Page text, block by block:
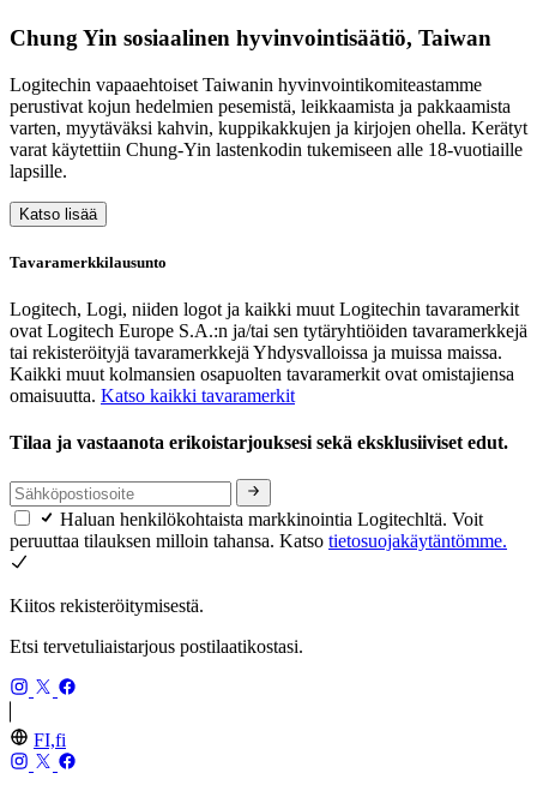
Chung Yin sosiaalinen hyvinvointisäätiö, Taiwan
Logitechin vapaaehtoiset Taiwanin hyvinvointikomiteastamme
perustivat kojun hedelmien pesemistä, leikkaamista ja pakkaamista
varten, myytäväksi kahvin, kuppikakkujen ja kirjojen ohella. Kerätyt
varat käytettiin Chung-Yin lastenkodin tukemiseen alle 18-vuotiaille
lapsille.
Katso lisää
Tavaramerkkilausunto
Logitech, Logi, niiden logot ja kaikki muut Logitechin tavaramerkit
ovat Logitech Europe S.A.:n ja/tai sen tytäryhtiöiden tavaramerkkejä
tai rekisteröityjä tavaramerkkejä Yhdysvalloissa ja muissa maissa.
Kaikki muut kolmansien osapuolten tavaramerkit ovat omistajiensa
omaisuutta. Katso kaikki tavaramerkit
Tilaa ja vastaanota erikoistarjouksesi sekä eksklusiiviset edut.
Haluan henkilökohtaista markkinointia Logitechltä. Voit
peruuttaa tilauksen milloin tahansa. Katso tietosuojakäytäntömme.
Kiitos rekisteröitymisestä.
Etsi tervetuliaistarjous postilaatikostasi.
FI,fi